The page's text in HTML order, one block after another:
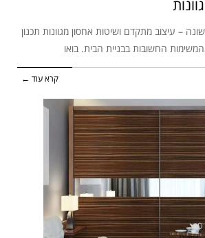
– עיצוב מתקדם ושיטות אחסון מגוונות תכנון
החשובות בבניית הבית. בואו
קרא עוד ←